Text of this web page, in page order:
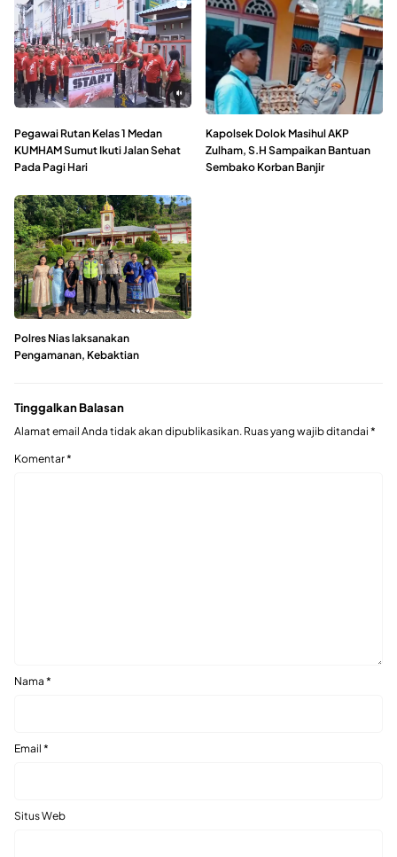
Pegawai Rutan Kelas 1 Medan
KUMHAM Sumut Ikuti Jalan Sehat
Pada Pagi Hari
Kapolsek Dolok Masihul AKP
Zulham, S.H Sampaikan Bantuan
Sembako Korban Banjir
Polres Nias laksanakan
Pengamanan, Kebaktian
Tinggalkan Balasan
Alamat email Anda tidak akan dipublikasikan. Ruas yang wajib ditandai *
Komentar*
Nama *
Email *
Situs Web